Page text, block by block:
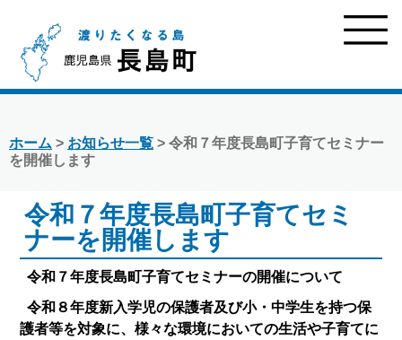
ホーム > お知らせ一覧 > 令和７年度長島町子育てセミナー
を開催します
令和７年度長島町子育てセミ
ナーを開催します
令和７年度長島町子育てセミナーの開催について
令和８年度新入学児の保護者及び小・中学生を持つ保
護者等を対象に、様々な環境においての生活や子育てに